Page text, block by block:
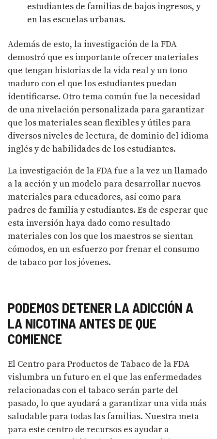
estudiantes de familias de bajos ingresos, y
en las escuelas urbanas.
Además de esto, la investigación de la FDA
demostró que es importante ofrecer materiales
que tengan historias de la vida real y un tono
maduro con el que los estudiantes puedan
identificarse. Otro tema común fue la necesidad
de una nivelación personalizada para garantizar
que los materiales sean flexibles y útiles para
diversos niveles de lectura, de dominio del idioma
inglés y de habilidades de los estudiantes.
La investigación de la FDA fue a la vez un llamado
a la acción y un modelo para desarrollar nuevos
materiales para educadores, así como para
padres de familia y estudiantes. Es de esperar que
esta inversión haya dado como resultado
materiales con los que los maestros se sientan
cómodos, en un esfuerzo por frenar el consumo
de tabaco por los jóvenes.
PODEMOS DETENER LA ADICCIÓN A
LA NICOTINA ANTES DE QUE
COMIENCE
El Centro para Productos de Tabaco de la FDA
vislumbra un futuro en el que las enfermedades
relacionadas con el tabaco serán parte del
pasado, lo que ayudará a garantizar una vida más
saludable para todas las familias. Nuestra meta
para este centro de recursos es ayudar a